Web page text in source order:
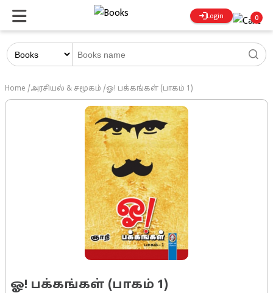
Login 0
Home /அரசியல் & சமூகம் /ஓ! பக்கங்கள் (பாகம் 1)
ஓ! பக்கங்கள் (பாகம் 1)